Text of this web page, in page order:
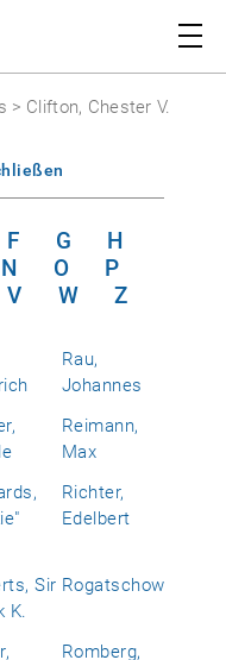
> Clifton, Chester V.
F G
H
N O
P
V W Z
Rau,
Johannes
Reimann,
Max
Richter,
Edelbert
Sir
K.
Rogatschow
Romberg,